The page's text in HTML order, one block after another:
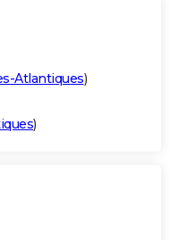
Atlantiques)
)